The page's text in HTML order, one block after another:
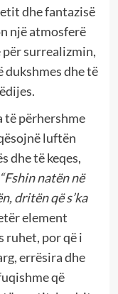
dhe fantazisë
një atmosferë
surrealizmin,
dhe të
të përhershme
luftën
dhe të keqes,
“Fshin natën në
dritën që s’ka
element
ruhet, por që i
errësira dhe
që